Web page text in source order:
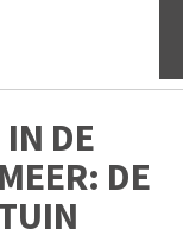
DE
DE